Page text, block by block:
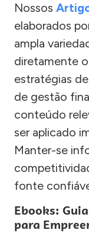
Nossos
elaborados
ampla
diretamente
estratégias
de gestão
conteúdo
ser aplicado
Manter-se
fonte
Ebooks:
para